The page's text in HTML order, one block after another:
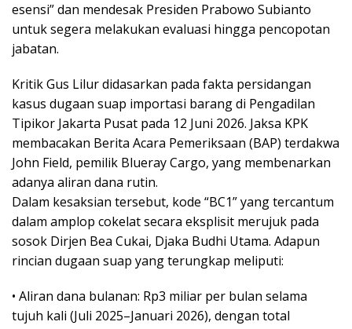
esensi” dan mendesak Presiden Prabowo Subianto
untuk segera melakukan evaluasi hingga pencopotan
jabatan.
Kritik Gus Lilur didasarkan pada fakta persidangan
kasus dugaan suap importasi barang di Pengadilan
Tipikor Jakarta Pusat pada 12 Juni 2026. Jaksa KPK
membacakan Berita Acara Pemeriksaan (BAP) terdakwa
John Field, pemilik Blueray Cargo, yang membenarkan
adanya aliran dana rutin.
Dalam kesaksian tersebut, kode “BC1” yang tercantum
dalam amplop cokelat secara eksplisit merujuk pada
sosok Dirjen Bea Cukai, Djaka Budhi Utama. Adapun
rincian dugaan suap yang terungkap meliputi:
• Aliran dana bulanan: Rp3 miliar per bulan selama
tujuh kali (Juli 2025–Januari 2026), dengan total